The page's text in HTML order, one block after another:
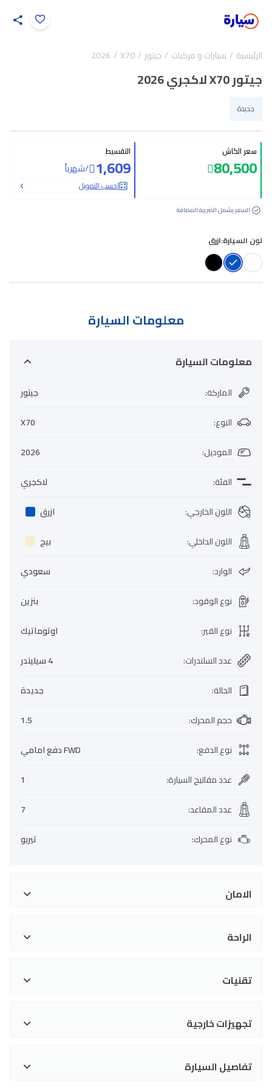
الرئيسية سيارات و مركبات جيتور X70
2026
جيتور X70 لاكجري 2026
جديدة
سعر الكاش
80,500
التقسيط
1,609
/شهرياً
احسب التمويل
السعر يشمل الضريبة المضافة
لون السيارة:ازرق
معلومات السيارة
معلومات السيارة
الماركة:
جيتور
النوع:
X70
الموديل:
2026
الفئة:
لاكجري
اللون الخارجي:
ازرق
اللون الداخلي:
بيج
الوارد:
سعودي
نوع الوقود:
بنزين
نوع القير:
اوتوماتيك
عدد السلندرات:
4 سيليندر
الحالة:
جديدة
حجم المحرك:
1.5
نوع الدفع:
FWD دفع امامي
عدد مفاتيح السيارة:
1
عدد المقاعد:
7
نوع المحرك: تيربو
الامان
الراحة
تقنيات
تجهيزات خارجية
تفاصيل السيارة